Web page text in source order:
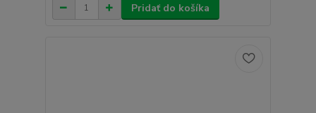
Pridať do košíka